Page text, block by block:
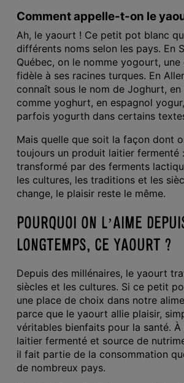
Comment appelle-t-on le
Ah, le yaourt ! Ce petit pot blanc
différents noms selon les pays. En
Québec, on le nomme yogourt, une
fidèle à ses racines turques. En
connaît sous le nom de Joghurt, en
comme yoghurt, en espagnol
parfois yogurth dans certains
Mais quelle que soit la façon dont
toujours un produit laitier fermenté
transformé par des ferments
les cultures, les traditions et les
change, le plaisir reste le même.
POURQUOI ON L’AIME
LONGTEMPS, CE YAOURT ?
Depuis des millénaires, le yaourt
siècles et les cultures. Si ce petit
une place de choix dans notre
parce que le yaourt allie plaisir,
véritables bienfaits pour la santé.
laitier fermenté et source de
il fait partie de la consommation
de nombreux pays.